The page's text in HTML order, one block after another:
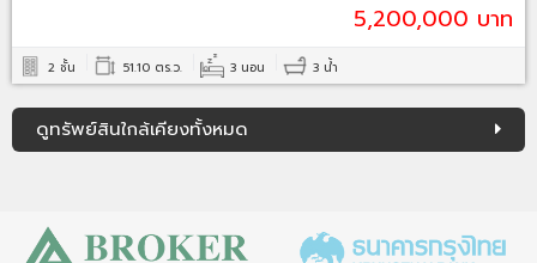
5,200,000 บาท
2 ชั้น 51.10 ตร.ว. 3 นอน 3 น้ำ
ดูทรัพย์สินใกล้เคียงทั้งหมด